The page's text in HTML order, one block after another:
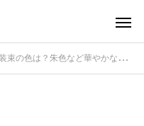
？朱色など華やかな色彩に込められた意味を紹介